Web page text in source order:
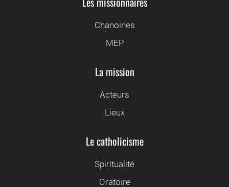
Chanoines
MEP
La mission
Acteurs
Lieux
Le catholicisme
Spiritualité
Oratoire